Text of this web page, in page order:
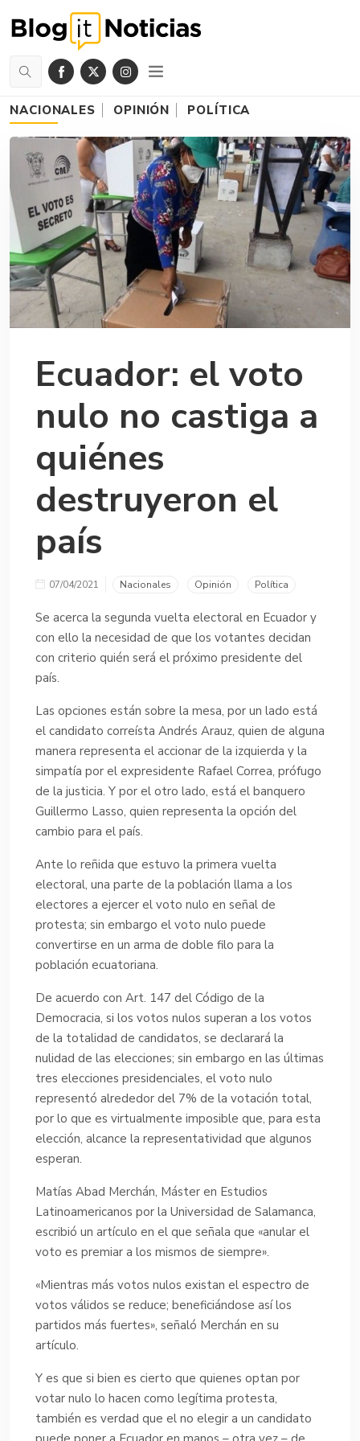
NACIONALES OPINIÓN POLÍTICA
Ecuador: el voto
nulo no castiga a
quiénes
destruyeron el
país
07/04/2021 Nacionales Opinión Política
Se acerca la segunda vuelta electoral en Ecuador y
con ello la necesidad de que los votantes decidan
con criterio quién será el próximo presidente del
país.
Las opciones están sobre la mesa, por un lado está
el candidato correísta Andrés Arauz, quien de alguna
manera representa el accionar de la izquierda y la
simpatía por el expresidente Rafael Correa, prófugo
de la justicia. Y por el otro lado, está el banquero
Guillermo Lasso, quien representa la opción del
cambio para el país.
Ante lo reñida que estuvo la primera vuelta
electoral, una parte de la población llama a los
electores a ejercer el voto nulo en señal de
protesta; sin embargo el voto nulo puede
convertirse en un arma de doble filo para la
población ecuatoriana.
De acuerdo con Art. 147 del Código de la
Democracia, si los votos nulos superan a los votos
de la totalidad de candidatos, se declarará la
nulidad de las elecciones; sin embargo en las últimas
tres elecciones presidenciales, el voto nulo
representó alrededor del 7% de la votación total,
por lo que es virtualmente imposible que, para esta
elección, alcance la representatividad que algunos
esperan.
Matías Abad Merchán, Máster en Estudios
Latinoamericanos por la Universidad de Salamanca,
escribió un artículo en el que señala que «anular el
voto es premiar a los mismos de siempre».
«Mientras más votos nulos existan el espectro de
votos válidos se reduce; beneficiándose así los
partidos más fuertes», señaló Merchán en su
artículo.
Y es que si bien es cierto que quienes optan por
votar nulo lo hacen como legítima protesta,
también es verdad que el no elegir a un candidato